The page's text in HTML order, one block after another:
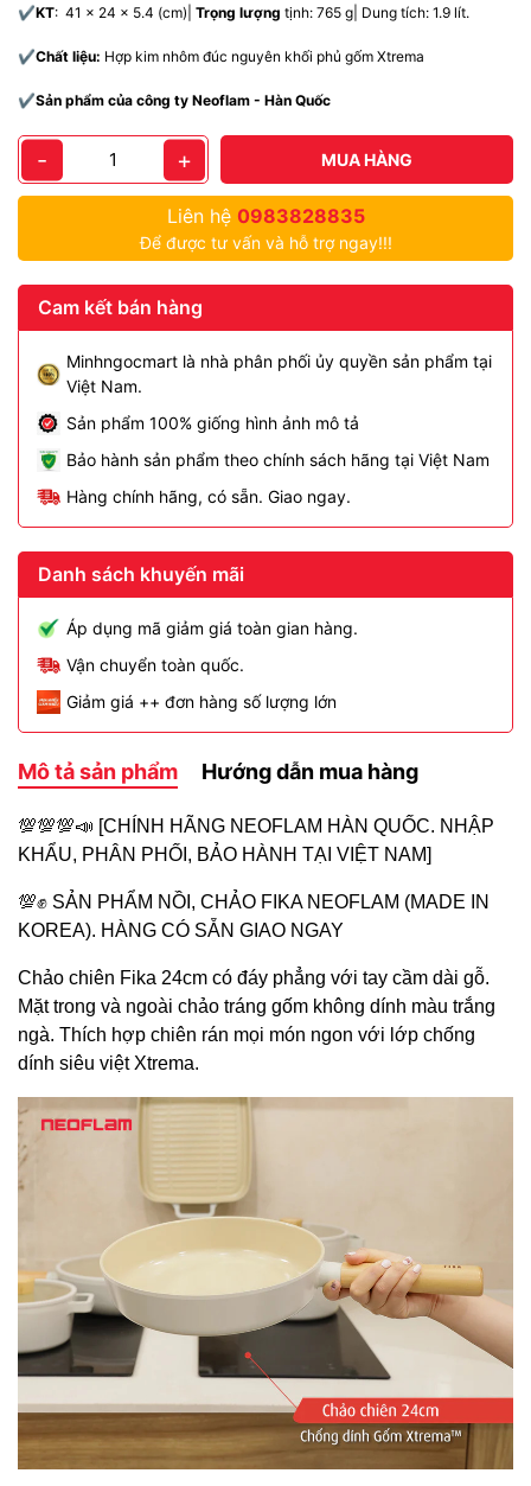
✔️KT: 41 x 24 x 5.4 (cm)| Trọng lượng tịnh: 765 g| Dung tích: 1.9 lít.
✔️Chất liệu: Hợp kim nhôm đúc nguyên khối phủ gốm Xtrema
✔️Sản phẩm của công ty Neoflam - Hàn Quốc
- + MUA HÀNG
Liên hệ 0983828835
Để được tư vấn và hỗ trợ ngay!!!
Cam kết bán hàng
Minhngocmart là nhà phân phối ủy quyền sản phẩm tại
Việt Nam.
Sản phẩm 100% giống hình ảnh mô tả
Bảo hành sản phẩm theo chính sách hãng tại Việt Nam
Hàng chính hãng, có sẵn. Giao ngay.
Danh sách khuyến mãi
Áp dụng mã giảm giá toàn gian hàng.
Vận chuyển toàn quốc.
Giảm giá ++ đơn hàng số lượng lớn
Mô tả sản phẩm Hướng dẫn mua hàng
💯💯💯📣 [CHÍNH HÃNG NEOFLAM HÀN QUỐC. NHẬP
KHẨU, PHÂN PHỐI, BẢO HÀNH TẠI VIỆT NAM]
💯✊ SẢN PHẨM NỒI, CHẢO FIKA NEOFLAM (MADE IN
KOREA). HÀNG CÓ SẴN GIAO NGAY
Chảo chiên Fika 24cm có đáy phẳng với tay cầm dài gỗ.
Mặt trong và ngoài chảo tráng gốm không dính màu trắng
ngà. Thích hợp chiên rán mọi món ngon với lớp chống
dính siêu việt Xtrema.